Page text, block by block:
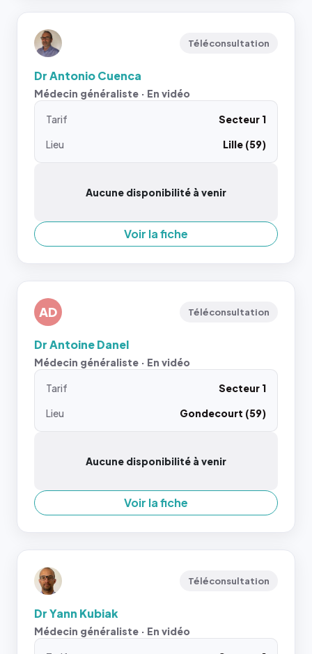
Téléconsultation
Dr Antonio Cuenca
Médecin généraliste · En vidéo
Tarif
Secteur 1
Lieu
Lille (59)
Aucune disponibilité à venir
Voir la fiche
AD Téléconsultation
Dr Antoine Danel
Médecin généraliste · En vidéo
Tarif
Secteur 1
Lieu
Gondecourt (59)
Aucune disponibilité à venir
Voir la fiche
Téléconsultation
Dr Yann Kubiak
Médecin généraliste · En vidéo